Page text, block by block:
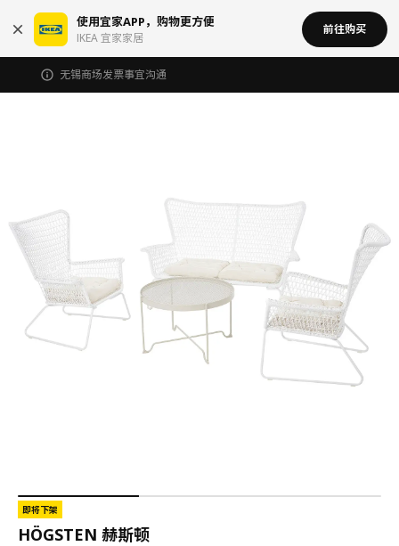
使用宜家APP，购物更方便
IKEA 宜家家居
前往购买
无锡商场发票事宜沟通
即将下架
HÖGSTEN 赫斯顿